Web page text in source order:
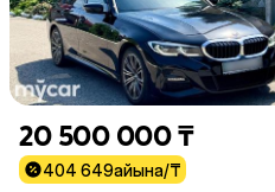
20 500 000 ₸
404 649айына/₸